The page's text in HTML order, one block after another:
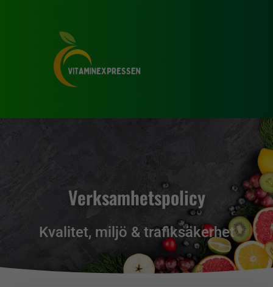
Verksamhetspolicy
Kvalitet, miljö & trafiksäkerhet